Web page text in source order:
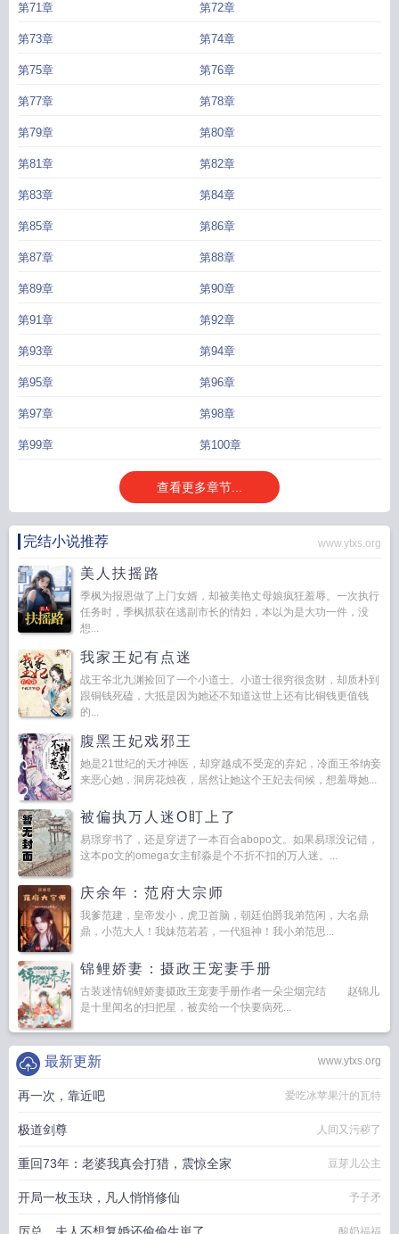
第71章 第72章
第73章 第74章
第75章 第76章
第77章 第78章
第79章 第80章
第81章 第82章
第83章 第84章
第85章 第86章
第87章 第88章
第89章 第90章
第91章 第92章
第93章 第94章
第95章 第96章
第97章 第98章
第99章 第100章
查看更多章节...
完结小说推荐 www.ytxs.org
美人扶摇路
季枫为报恩做了上门女婿，却被美艳丈母娘疯狂羞辱。一次执行
任务时，季枫抓获在逃副市长的情妇，本以为是大功一件，没
想...
我家王妃有点迷
战王爷北九渊捡回了一个小道士。小道士很穷很贪财，却质朴到
跟铜钱死磕，大抵是因为她还不知道这世上还有比铜钱更值钱
的...
腹黑王妃戏邪王
她是21世纪的天才神医，却穿越成不受宠的弃妃，冷面王爷纳妾
来恶心她，洞房花烛夜，居然让她这个王妃去伺候，想羞辱她...
被偏执万人迷O盯上了
易璟穿书了，还是穿进了一本百合abopo文。如果易璟没记错，
这本po文的omega女主郁淼是个不折不扣的万人迷。...
庆余年：范府大宗师
我爹范建，皇帝发小，虎卫首脑，朝廷伯爵我弟范闲，大名鼎
鼎，小范大人！我妹范若若，一代狙神！我小弟范思...
锦鲤娇妻：摄政王宠妻手册
古装迷情锦鲤娇妻摄政王宠妻手册作者一朵尘烟完结 赵锦儿
是十里闻名的扫把星，被卖给一个快要病死...
www.ytxs.org
最新更新
再一次，靠近吧 爱吃冰苹果汁的瓦特
极道剑尊 人间又污秽了
重回73年：老婆我真会打猎，震惊全家 豆芽儿公主
开局一枚玉玦，凡人悄悄修仙 予子矛
酸奶福福